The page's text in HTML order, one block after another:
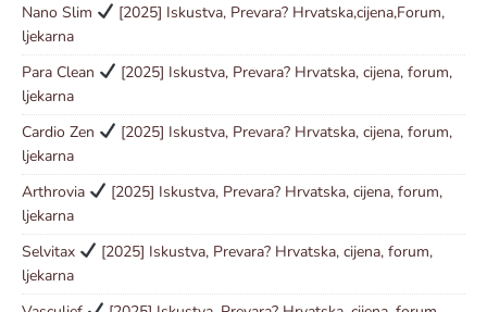
Nano Slim
[2025] Iskustva, Prevara? Hrvatska,cijena,Forum,
ljekarna
Para Clean
[2025] Iskustva, Prevara? Hrvatska, cijena, forum,
ljekarna
Cardio Zen
[2025] Iskustva, Prevara? Hrvatska, cijena, forum,
ljekarna
Arthrovia
[2025] Iskustva, Prevara? Hrvatska, cijena, forum,
ljekarna
Selvitax
[2025] Iskustva, Prevara? Hrvatska, cijena, forum,
ljekarna